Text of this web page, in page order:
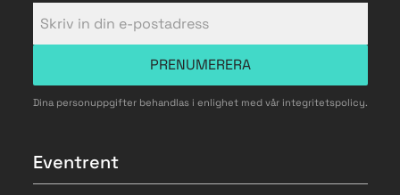
PRENUMERERA
Dina personuppgifter behandlas i enlighet med vår integritetspolicy.
Eventrent